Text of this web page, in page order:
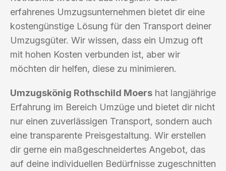
erfahrenes Umzugsunternehmen bietet dir eine
kostengünstige Lösung für den Transport deiner
Umzugsgüter. Wir wissen, dass ein Umzug oft
mit hohen Kosten verbunden ist, aber wir
möchten dir helfen, diese zu minimieren.
Umzugskönig Rothschild Moers hat langjährige
Erfahrung im Bereich Umzüge und bietet dir nicht
nur einen zuverlässigen Transport, sondern auch
eine transparente Preisgestaltung. Wir erstellen
dir gerne ein maßgeschneidertes Angebot, das
auf deine individuellen Bedürfnisse zugeschnitten